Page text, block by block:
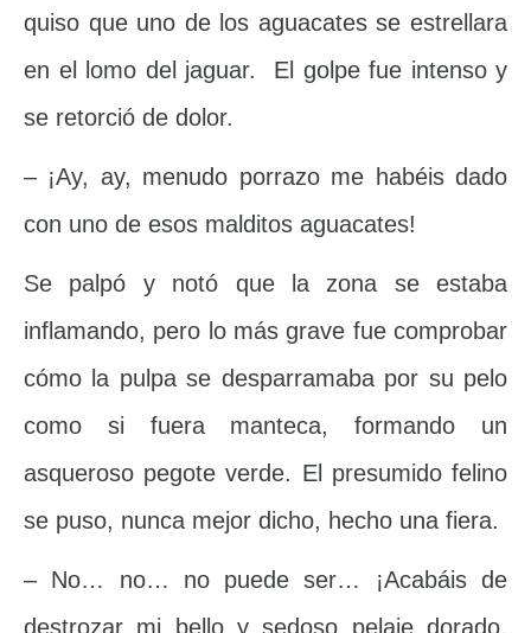
quiso que uno de los aguacates se estrellara
en el lomo del jaguar. El golpe fue intenso y
se retorció de dolor.
– ¡Ay, ay, menudo porrazo me habéis dado
con uno de esos malditos aguacates!
Se palpó y notó que la zona se estaba
inflamando, pero lo más grave fue comprobar
cómo la pulpa se desparramaba por su pelo
como si fuera manteca, formando un
asqueroso pegote verde. El presumido felino
se puso, nunca mejor dicho, hecho una fiera.
– No… no… no puede ser… ¡Acabáis de
destrozar mi bello y sedoso pelaje dorado,